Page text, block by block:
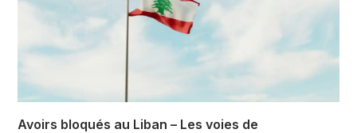
Avoirs bloqués au Liban – Les voies de